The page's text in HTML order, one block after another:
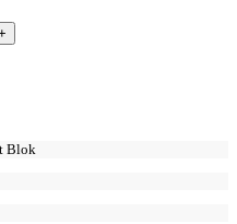
Blok